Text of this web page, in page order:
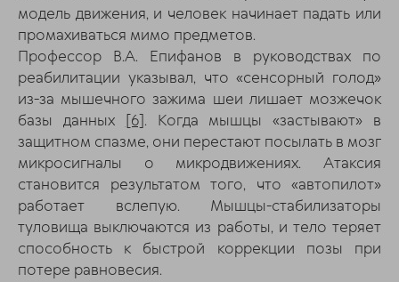
модель движения, и человек начинает падать или
промахиваться мимо предметов.
Профессор В.А. Епифанов в руководствах по
реабилитации указывал, что «сенсорный голод»
из-за мышечного зажима шеи лишает мозжечок
базы данных
[6]. Когда мышцы «застывают» в
защитном спазме, они перестают посылать в мозг
микросигналы о микродвижениях. Атаксия
становится результатом того, что «автопилот»
работает вслепую. Мышцы-стабилизаторы
туловища выключаются из работы, и тело теряет
способность к быстрой коррекции позы при
потере равновесия.